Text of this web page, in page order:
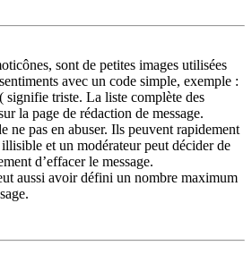
sont de petites images utilisées
avec un code simple, exemple :
signifie triste. La liste complète des
la page de rédaction de message.
ne pas en abuser. Ils peuvent rapidement
et un modérateur peut décider de
d’effacer le message.
aussi avoir défini un nombre maximum